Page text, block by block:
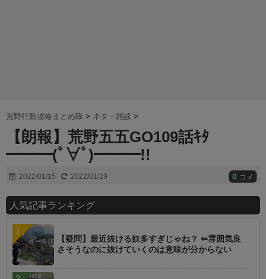
荒野行動攻略まとめ隊 > ネタ・雑談 >
【朗報】荒野五五GO109話ｷﾀ
━━━(ﾟ∀ﾟ)━━━!!
2022/01/15 2022/01/19 0 コメ
人気記事ランキング
【疑問】最近抜ける奴多すぎじゃね？ ⇐雰囲気良
さそうなのに抜けていくのは意味が分からない